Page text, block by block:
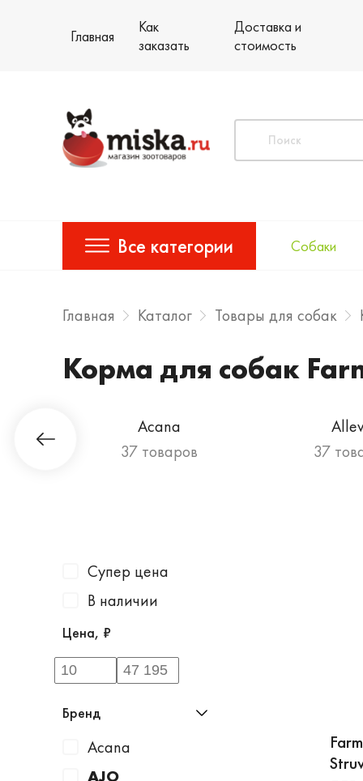
Главная
Как
заказать
Доставка и
стоимость
Все категории Собаки
Главная Каталог Товары для собак
Корма для собак
Acana
37 товаров
37
Супер цена
В наличии
Цена, ₽
Бренд
Acana
AJO